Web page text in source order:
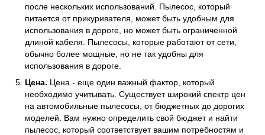
после нескольких использований. Пылесос, который
питается от прикуривателя, может быть удобным для
использования в дороге, но может быть ограниченной
длиной кабеля. Пылесосы, которые работают от сети,
обычно более мощные, но не так удобны для
использования в дороге.
Цена. Цена - еще один важный фактор, который
необходимо учитывать. Существует широкий спектр цен
на автомобильные пылесосы, от бюджетных до дорогих
моделей. Вам нужно определить свой бюджет и найти
пылесос, который соответствует вашим потребностям и